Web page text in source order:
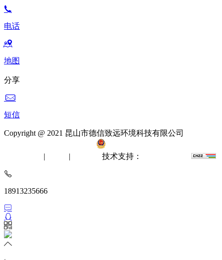
电话
地图
分享
短信
Copyright @ 2021 昆山市德信致远环境科技有限公司
| | 技术支持：
18913235666